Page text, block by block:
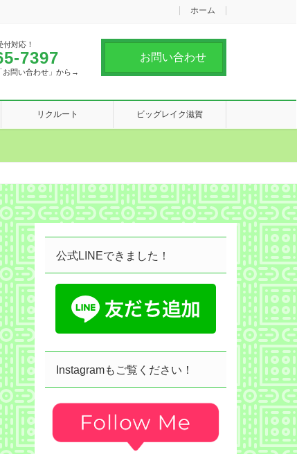
ホーム
対応！
7397
お問い合わせ」から→
お問い合わせ
リクルート ビッグレイク滋賀
公式LINEできました！
Instagramもご覧ください！